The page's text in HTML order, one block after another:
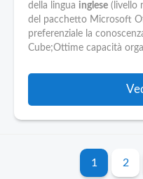
della lingua inglese (livello
del pacchetto Microsoft
preferenziale la
Cube;Ottime capacità
1 2